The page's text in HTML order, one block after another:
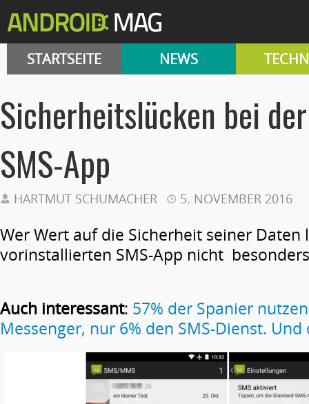
STARTSEITE NEWS
Sicherheitslücken bei
SMS-App
HARTMUT SCHUMACHER 5. NOVEMBER 2016
Wer Wert auf die Sicherheit seiner
vorinstallierten SMS-App nicht
Auch interessant: 57% der Spanier
Messenger, nur 6% den SMS-Dienst.